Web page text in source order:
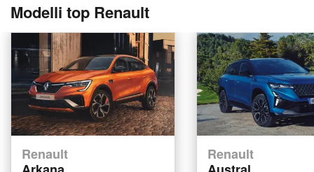
Modelli top Renault
Renault
Renault